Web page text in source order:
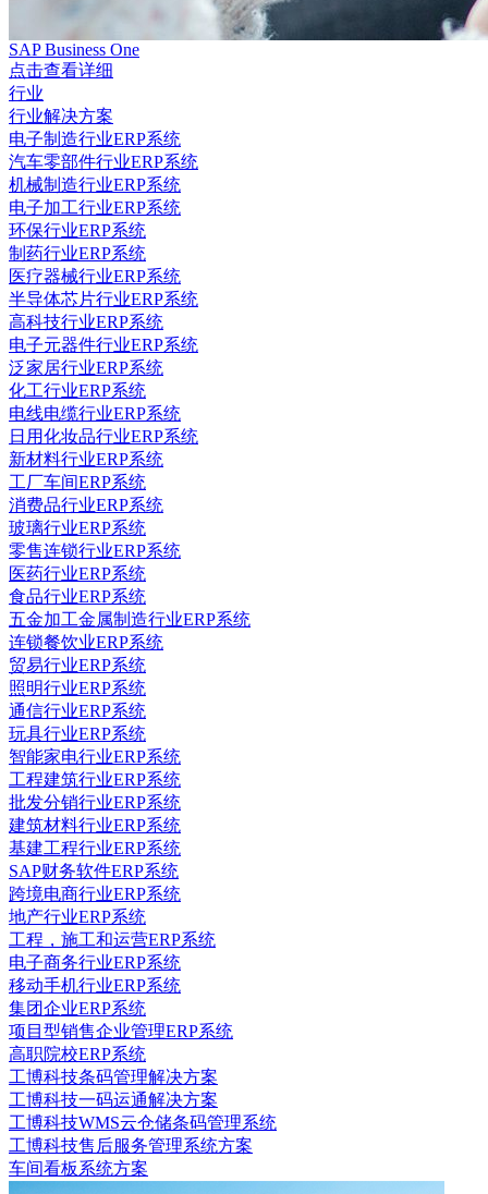
SAP Business One
点击查看详细
行业
行业解决方案
电子制造行业ERP系统
汽车零部件行业ERP系统
机械制造行业ERP系统
电子加工行业ERP系统
环保行业ERP系统
制药行业ERP系统
医疗器械行业ERP系统
半导体芯片行业ERP系统
高科技行业ERP系统
电子元器件行业ERP系统
泛家居行业ERP系统
化工行业ERP系统
电线电缆行业ERP系统
日用化妆品行业ERP系统
新材料行业ERP系统
工厂车间ERP系统
消费品行业ERP系统
玻璃行业ERP系统
零售连锁行业ERP系统
医药行业ERP系统
食品行业ERP系统
五金加工金属制造行业ERP系统
连锁餐饮业ERP系统
贸易行业ERP系统
照明行业ERP系统
通信行业ERP系统
玩具行业ERP系统
智能家电行业ERP系统
工程建筑行业ERP系统
批发分销行业ERP系统
建筑材料行业ERP系统
基建工程行业ERP系统
SAP财务软件ERP系统
跨境电商行业ERP系统
地产行业ERP系统
工程，施工和运营ERP系统
电子商务行业ERP系统
移动手机行业ERP系统
集团企业ERP系统
项目型销售企业管理ERP系统
高职院校ERP系统
工博科技条码管理解决方案
工博科技一码运通解决方案
工博科技WMS云仓储条码管理系统
工博科技售后服务管理系统方案
车间看板系统方案